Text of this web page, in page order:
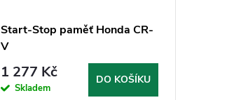
Start-Stop paměť Honda CR-
V
1 277 Kč
Skladem
DO KOŠÍKU